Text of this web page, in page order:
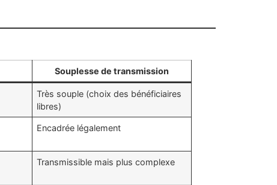
Souplesse de transmission
Très souple (choix des bénéficiaires
libres)
Encadrée légalement
Transmissible mais plus complexe